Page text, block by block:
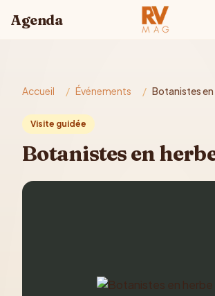
Agenda
Accueil / Événements / Botanistes
Visite guidée
Botanistes en